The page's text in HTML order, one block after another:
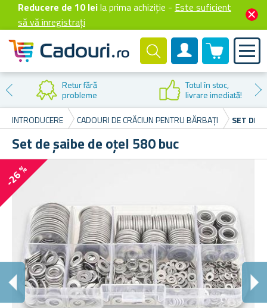
Reducere de 10 leila prima achiziție - Este suficient
să vă înregistrați
Cont client
0 produselor
Retur fără
probleme
Totul în stoc,
livrare imediată!
INTRODUCERE
CADOURI DE CRĂCIUN PENTRU BĂRBAȚI SET DE
Set de șaibe de oțel 580 buc
-26 %